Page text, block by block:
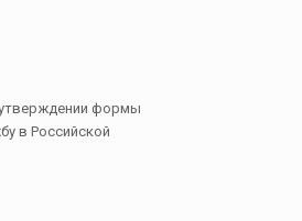
формы
в Российской